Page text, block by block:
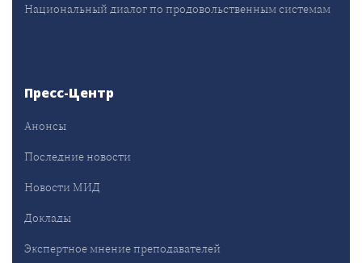
Национальный диалог по продовольственным системам
Пресс-Центр
Анонсы
Последние новости
Новости МИД
Доклады
Экспертное мнение преподавателей